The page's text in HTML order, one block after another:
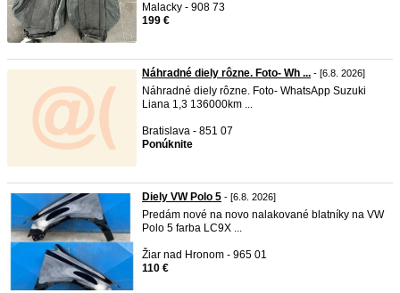
Malacky - 908 73
199 €
Náhradné diely rôzne. Foto- Wh ... - [6.8. 2026]
Náhradné diely rôzne. Foto- WhatsApp Suzuki
Liana 1,3 136000km ...
Bratislava - 851 07
Ponúknite
Diely VW Polo 5 - [6.8. 2026]
Predám nové na novo nalakované blatníky na VW
Polo 5 farba LC9X ...
Žiar nad Hronom - 965 01
110 €